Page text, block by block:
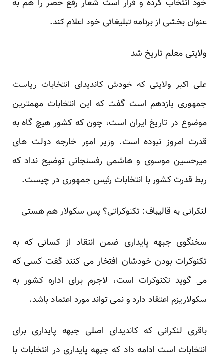
خود انتخاب کرده و قرار است شعار رفع حصر را هم به
عنوان بخشی از برنامه تبلیغاتی خود اعلام کند.
ولایتی معلم تاریخ شد
علی اکبر ولایتی که خودش کاندیدای انتخابات ریاست
جمهوری یازدهم است گفت که این انتخابات مهمترین
موضوع در تاریخ ایران است، چون که کشور هیچ گاه به
قدرت امروز نبوده است. وزیر امور خارجه دولت های
میرحسین موسوی و هاشمی رفسنجانی توضیح نداد که
ربط قدرت کشور با انتخابات رئیس جمهوری در چیست.
لنکرانی به قالیباف: تکنوکراتی؟ پس سکولار هم هستی
سخنگوی جبهه پایداری ضمن انتقاد از کسانی که به
تکنوکرات بودن خودشان افتخار می کنند گفت کسی که
می گوید تکنوکرات است، لاجرم برای اداره کشور به
سکولاریزم اعتقاد دارد و نمی تواند مورد اعتماد باشد.
باقری لنکرانی که کاندیدای اصلی جبهه پایداری برای
انتخابات است ادامه داد که جبهه پایداری در انتخابات با